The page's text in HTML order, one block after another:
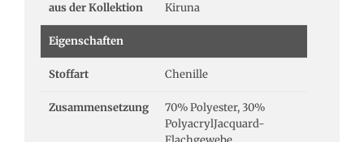
aus der Kollektion Kiruna
Eigenschaften
Stoffart Chenille
Zusammensetzung
70% Polyester, 30%
PolyacrylJacquard-